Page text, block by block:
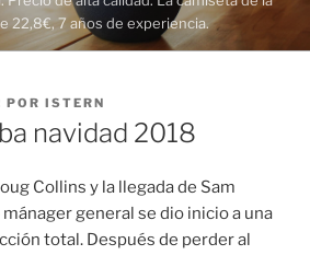
22,8€, 7 años de experiencia.
POR ISTERN
navidad 2018
Collins y la llegada de Sam
general se dio inicio a una
total. Después de perder al